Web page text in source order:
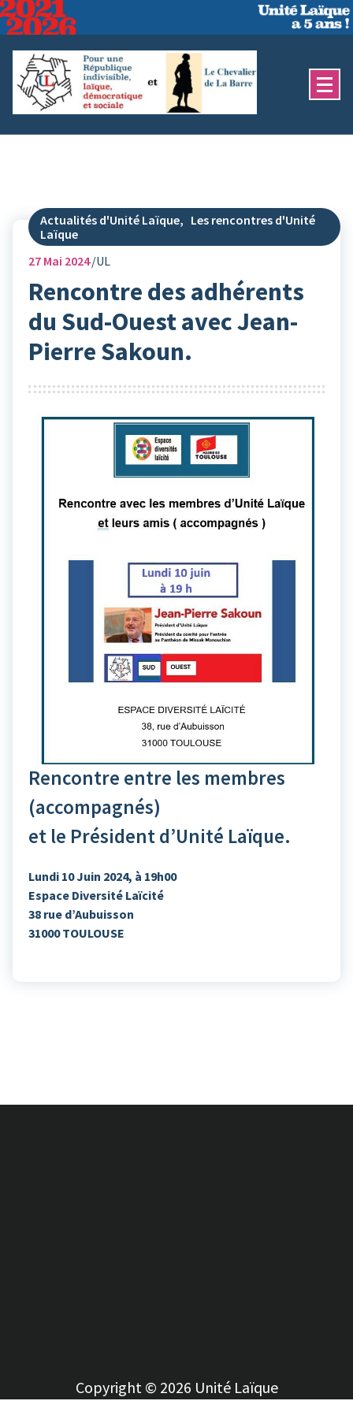
Aller
au
contenu
Actualités d'Unité Laïque, Les rencontres d'Unité
Laïque
27 Mai 2024 UL
Rencontre des adhérents
du Sud-Ouest avec Jean-
Pierre Sakoun.
Rencontre entre les membres
(accompagnés)
et le Président d’Unité Laïque.
Lundi 10 Juin 2024, à 19h00
Espace Diversité Laïcité
38 rue d’Aubuisson
31000 TOULOUSE
Copyright © 2026 Unité Laïque